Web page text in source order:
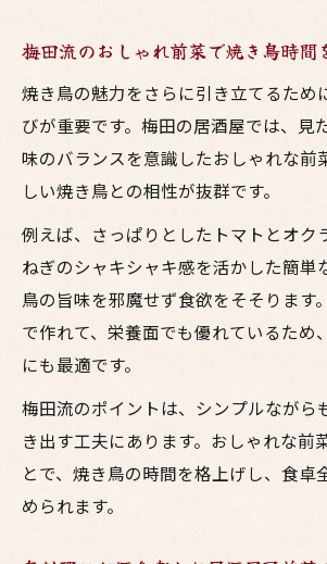
梅田流のおしゃれ前菜で焼き鳥時間
焼き鳥の魅力をさらに引き立てるため
びが重要です。梅田の居酒屋では、見
味のバランスを意識したおしゃれな前
しい焼き鳥との相性が抜群です。
例えば、さっぱりとしたトマトとオク
ねぎのシャキシャキ感を活かした簡単
鳥の旨味を邪魔せず食欲をそそります
で作れて、栄養面でも優れているため
にも最適です。
梅田流のポイントは、シンプルながら
き出す工夫にあります。おしゃれな前
とで、焼き鳥の時間を格上げし、食卓
められます。